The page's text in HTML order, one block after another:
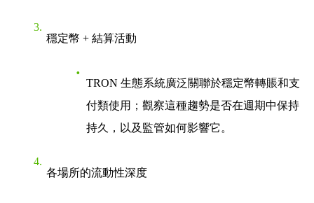
穩定幣 + 結算活動
TRON 生態系統廣泛關聯於穩定幣轉賬和支
付類使用；觀察這種趨勢是否在週期中保持
持久，以及監管如何影響它。
各場所的流動性深度